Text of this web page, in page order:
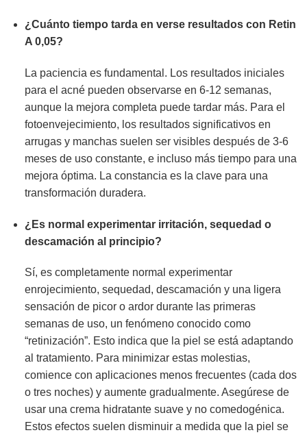
¿Cuánto tiempo tarda en verse resultados con Retin
A 0,05?
La paciencia es fundamental. Los resultados iniciales
para el acné pueden observarse en 6-12 semanas,
aunque la mejora completa puede tardar más. Para el
fotoenvejecimiento, los resultados significativos en
arrugas y manchas suelen ser visibles después de 3-6
meses de uso constante, e incluso más tiempo para una
mejora óptima. La constancia es la clave para una
transformación duradera.
¿Es normal experimentar irritación, sequedad o
descamación al principio?
Sí, es completamente normal experimentar
enrojecimiento, sequedad, descamación y una ligera
sensación de picor o ardor durante las primeras
semanas de uso, un fenómeno conocido como
“retinización”. Esto indica que la piel se está adaptando
al tratamiento. Para minimizar estas molestias,
comience con aplicaciones menos frecuentes (cada dos
o tres noches) y aumente gradualmente. Asegúrese de
usar una crema hidratante suave y no comedogénica.
Estos efectos suelen disminuir a medida que la piel se